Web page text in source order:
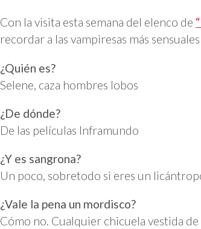
Con la visita esta semana del elenco de
recordar a las vampiresas más
¿Quién es?
Selene, caza hombres lobos
¿De dónde?
De las películas Inframundo
¿Y es sangrona?
Un poco, sobretodo si eres un
¿Vale la pena un mordisco?
Cómo no. Cualquier chicuela vestida